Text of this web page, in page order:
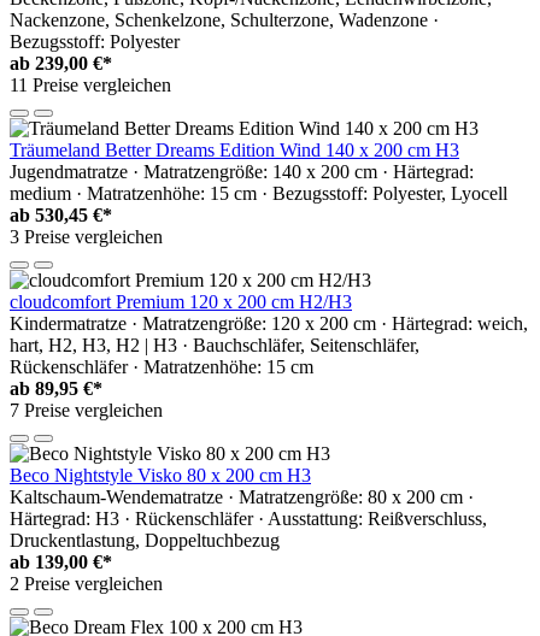
Nackenzone, Schenkelzone, Schulterzone, Wadenzone ·
Bezugsstoff: Polyester
ab 239,00 €*
11 Preise vergleichen
Träumeland Better Dreams Edition Wind 140 x 200 cm H3
Jugendmatratze · Matratzengröße: 140 x 200 cm · Härtegrad:
medium · Matratzenhöhe: 15 cm · Bezugsstoff: Polyester, Lyocell
ab 530,45 €*
3 Preise vergleichen
cloudcomfort Premium 120 x 200 cm H2/H3
Kindermatratze · Matratzengröße: 120 x 200 cm · Härtegrad: weich,
hart, H2, H3, H2 | H3 · Bauchschläfer, Seitenschläfer,
Rückenschläfer · Matratzenhöhe: 15 cm
ab 89,95 €*
7 Preise vergleichen
Beco Nightstyle Visko 80 x 200 cm H3
Kaltschaum-Wendematratze · Matratzengröße: 80 x 200 cm ·
Härtegrad: H3 · Rückenschläfer · Ausstattung: Reißverschluss,
Druckentlastung, Doppeltuchbezug
ab 139,00 €*
2 Preise vergleichen